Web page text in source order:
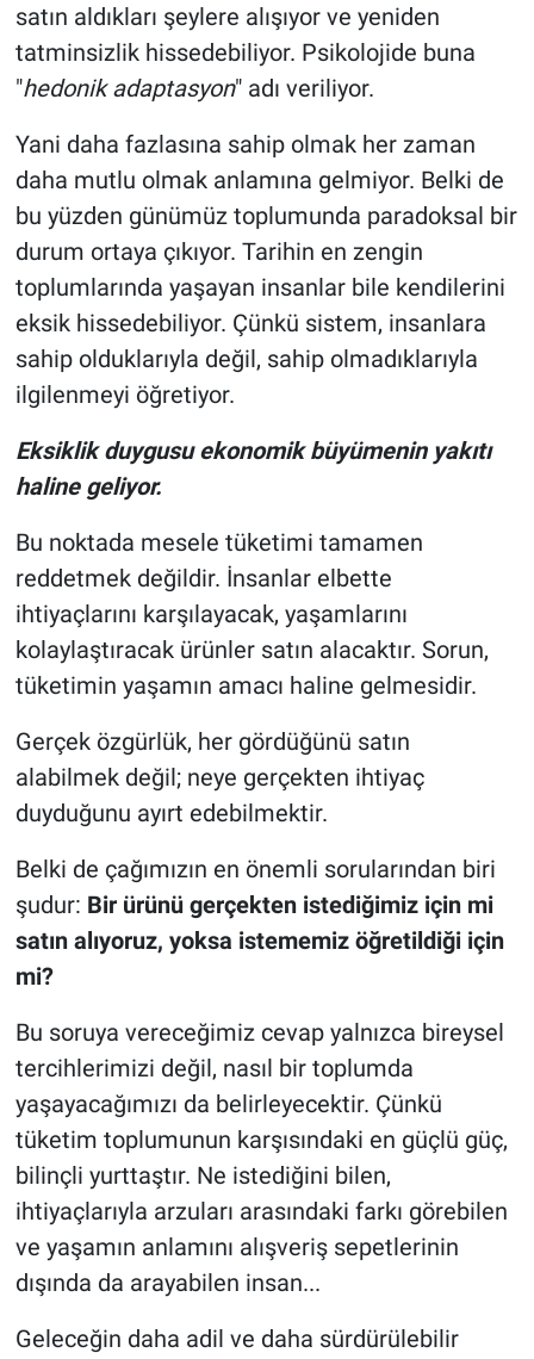
satın aldıkları şeylere alışıyor ve yeniden
tatminsizlik hissedebiliyor. Psikolojide buna
"hedonik adaptasyon" adı veriliyor.
Yani daha fazlasına sahip olmak her zaman
daha mutlu olmak anlamına gelmiyor. Belki de
bu yüzden günümüz toplumunda paradoksal bir
durum ortaya çıkıyor. Tarihin en zengin
toplumlarında yaşayan insanlar bile kendilerini
eksik hissedebiliyor. Çünkü sistem, insanlara
sahip olduklarıyla değil, sahip olmadıklarıyla
ilgilenmeyi öğretiyor.
Eksiklik duygusu ekonomik büyümenin yakıtı
haline geliyor.
Bu noktada mesele tüketimi tamamen
reddetmek değildir. İnsanlar elbette
ihtiyaçlarını karşılayacak, yaşamlarını
kolaylaştıracak ürünler satın alacaktır. Sorun,
tüketimin yaşamın amacı haline gelmesidir.
Gerçek özgürlük, her gördüğünü satın
alabilmek değil; neye gerçekten ihtiyaç
duyduğunu ayırt edebilmektir.
Belki de çağımızın en önemli sorularından biri
şudur: Bir ürünü gerçekten istediğimiz için mi
satın alıyoruz, yoksa istememiz öğretildiği için
mi?
Bu soruya vereceğimiz cevap yalnızca bireysel
tercihlerimizi değil, nasıl bir toplumda
yaşayacağımızı da belirleyecektir. Çünkü
tüketim toplumunun karşısındaki en güçlü güç,
bilinçli yurttaştır. Ne istediğini bilen,
ihtiyaçlarıyla arzuları arasındaki farkı görebilen
ve yaşamın anlamını alışveriş sepetlerinin
dışında da arayabilen insan...
Geleceğin daha adil ve daha sürdürülebilir